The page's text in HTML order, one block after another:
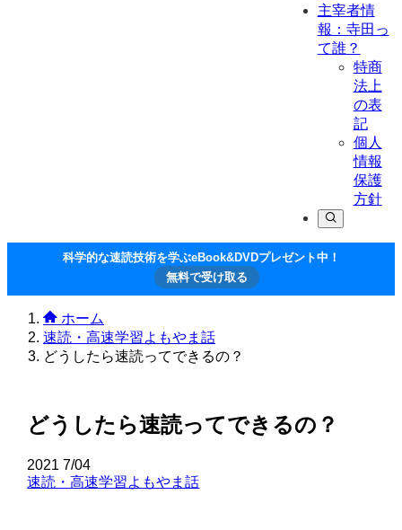
主宰者情
報：寺田っ
て誰？
特商
法上
の表
記
個人
情報
保護
方針
科学的な速読技術を学ぶeBook&DVDプレゼント中！
無料で受け取る
ホーム
速読・高速学習よもやま話
どうしたら速読ってできるの？
どうしたら速読ってできるの？
2021 7/04
速読・高速学習よもやま話